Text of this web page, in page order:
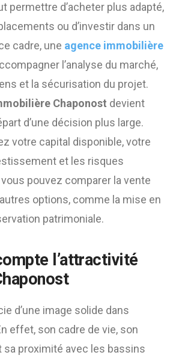
permettre d’acheter plus adapté,
ou d’investir dans un
cadre, une agence immobilière
l’analyse du marché,
et la sécurisation du projet.
Chaponost devient
d’une décision plus large.
votre capital disponible, votre
et les risques
pouvez comparer la vente
options, comme la mise en
patrimoniale.
l’attractivité
d’une image solide dans
effet, son cadre de vie, son
proximité avec les bassins